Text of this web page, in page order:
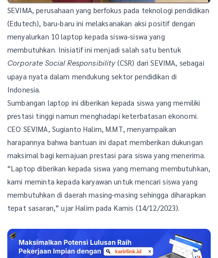
SEVIMA, perusahaan yang berfokus pada teknologi pendidikan
(Edutech), baru-baru ini melaksanakan aksi positif dengan
menyalurkan 10 laptop kepada siswa-siswa yang
membutuhkan. Inisiatif ini menjadi salah satu bentuk
Corporate Social Responsibility(CSR) dari SEVIMA, sebagai
upaya nyata dalam mendukung sektor pendidikan di
Indonesia.
Sumbangan laptop ini diberikan kepada siswa yang memiliki
prestasi tinggi namun menghadapi keterbatasan ekonomi.
CEO SEVIMA, Sugianto Halim, M.MT, menyampaikan
harapannya bahwa bantuan ini dapat memberikan dukungan
maksimal bagi kemajuan prestasi para siswa yang menerima.
“Laptop diberikan kepada siswa yang memang membutuhkan,
kami meminta kepada karyawan untuk mencari siswa yang
membutuhkan di daerah masing-masing sehingga diharapkan
tepat sasaran,” ujar Halim pada Kamis (14/12/2023).